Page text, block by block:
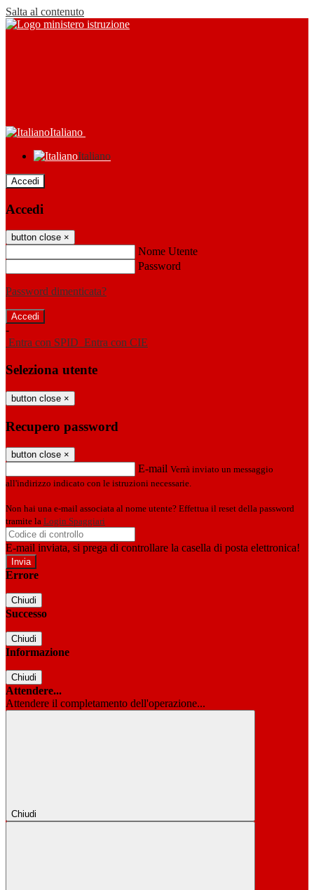
Salta al contenuto
Italiano
Italiano
Accedi
Accedi
button close ×
Nome Utente
Password
Password dimenticata?
-
Entra con SPID Entra con CIE
Seleziona utente
button close ×
Recupero password
button close ×
E-mail Verrà inviato un messaggio
all'indirizzo indicato con le istruzioni necessarie.
Non hai una e-mail associata al nome utente? Effettua il reset della password
tramite la Login Spaggiari
E-mail inviata, si prega di controllare la casella di posta elettronica!
Errore
Chiudi
Successo
Chiudi
Informazione
Chiudi
Attendere...
Attendere il completamento dell'operazione...
Chiudi